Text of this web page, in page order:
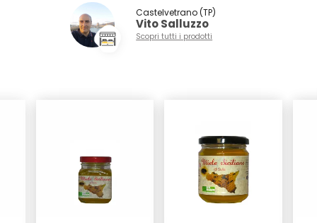
Castelvetrano (TP)
Vito Salluzzo
Scopri tutti i prodotti